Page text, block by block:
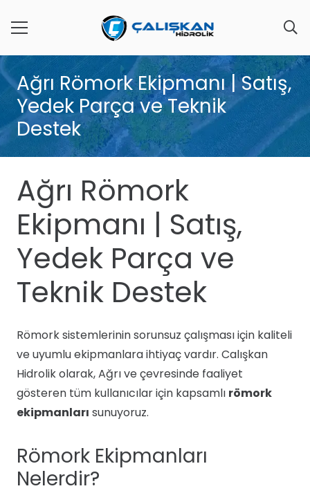
Ağrı Römork Ekipmanı | Satış,
Yedek Parça ve Teknik
Destek
Ağrı Römork
Ekipmanı | Satış,
Yedek Parça ve
Teknik Destek
Römork sistemlerinin sorunsuz çalışması için kaliteli
ve uyumlu ekipmanlara ihtiyaç vardır. Calışkan
Hidrolik olarak, Ağrı ve çevresinde faaliyet
gösteren tüm kullanıcılar için kapsamlı römork
ekipmanları sunuyoruz.
Römork Ekipmanları
Nelerdir?